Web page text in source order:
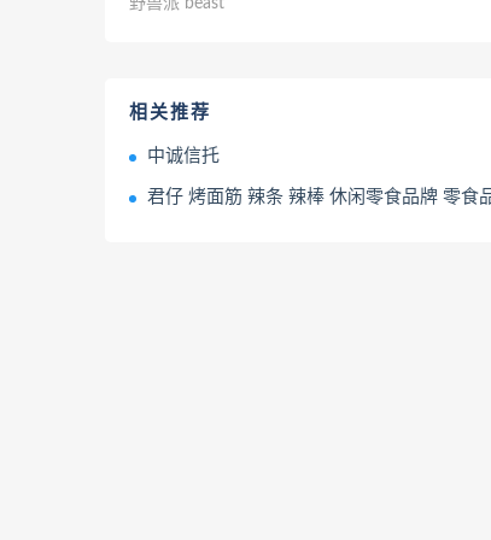
相关推荐
中诚信托
君仔 烤面筋 辣条 辣棒 休闲零食品牌 零食